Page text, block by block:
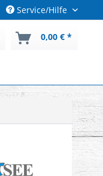
Service/Hilfe
0,00 € *